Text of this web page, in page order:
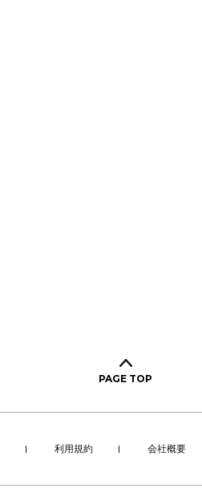
PAGE TOP
利用規約 会社概要